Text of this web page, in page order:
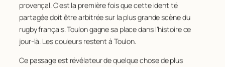
provençal. C’est la première fois que cette identité
partagée doit être arbitrée sur la plus grande scène du
rugby français. Toulon gagne sa place dans l’histoire ce
jour-là. Les couleurs restent à Toulon.
Ce passage est révélateur de quelque chose de plus